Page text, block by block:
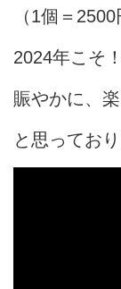
（1個＝
2024年こそ
賑やかに、
と思ってお